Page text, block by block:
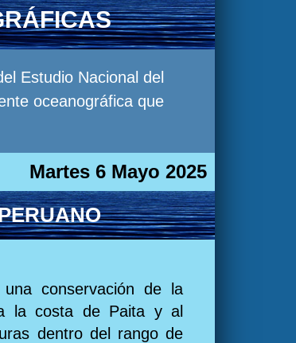
Estudio Nacional del
oceanográfica que
Martes 6 Mayo 2025
conservación de la
la costa de Paita y al
dentro del rango de